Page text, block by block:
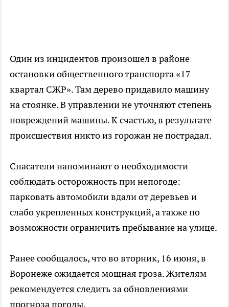
Один из инцидентов произошел в районе
остановки общественного транспорта «17
квартал СЖР». Там дерево придавило машину
на стоянке. В управлении не уточняют степень
повреждений машины. К счастью, в результате
происшествия никто из горожан не пострадал.
Спасатели напоминают о необходимости
соблюдать осторожность при непогоде:
парковать автомобили вдали от деревьев и
слабо укрепленных конструкций, а также по
возможности ограничить пребывание на улице.
Ранее сообщалось, что во вторник, 16 июня, в
Воронеже ожидается мощная гроза. Жителям
рекомендуется следить за обновлениями
прогноза погоды.